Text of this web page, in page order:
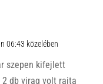
06:43 közelében
szepen kifejlett
2 db virag volt rajta